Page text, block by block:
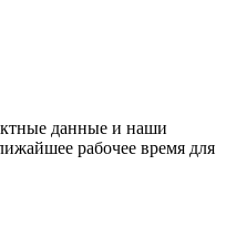
данные и наши
рабочее время для